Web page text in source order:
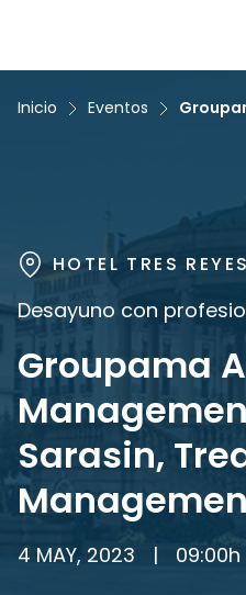
Inicio Eventos
HOTEL TRES REYES
Desayuno con
Groupama
Sarasin,
4 MAY, 2023 | 09:00h